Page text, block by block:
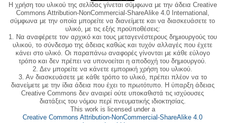
Η χρήση του υλικού της σελίδας γίνεται σύμφωνα με την άδεια Creative
Commons Attribution-NonCommercial-ShareAlike 4.0 International,
σύμφωνα με την οποία μπορείτε να διανείμετε και να διασκευάσετε το
υλικό, με τις εξής προϋποθέσεις:
1. Να αναφέρετε τον αρχικό και τους μεταγενέστερους δημιουργούς του
υλικού, το σύνδεσμο της άδειας καθώς και τυχόν αλλαγές που έχετε
κάνει στο υλικό. Οι παραπάνω αναφορές γίνονται με κάθε εύλογο
τρόπο και δεν πρέπει να υπονοείται η αποδοχή του δημιουργού.
2. Δεν μπορείτε να κάνετε εμπορική χρήση του υλικού.
3. Αν διασκευάσετε με κάθε τρόπο το υλικό, πρέπει πλέον να το
διανείμετε με την ίδια άδεια που έχει το πρωτότυπο. Η ύπαρξη άδειας
Creative Commons δεν αναιρεί ούτε υποκαθιστά τις ισχύουσες
διατάξεις του νόμου περί πνευματικής ιδιοκτησίας.
This work is licensed under a
Creative Commons Attribution-NonCommercial-ShareAlike 4.0